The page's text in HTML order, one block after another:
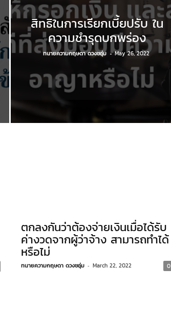
สิทธิในการเรียกเบี้ยปรับ ใน
ความชำรุดบกพร่อง
ทนายความกฤษดา ดวงชอุ่ม - May 26, 2022
ตกลงกันว่าต้องจ่ายเงินเมื่อได้รับ
ค่างวดจากผู้ว่าจ้าง สามารถทำได้
หรือไม่
ทนายความกฤษดา ดวงชอุ่ม - March 22, 2022 0